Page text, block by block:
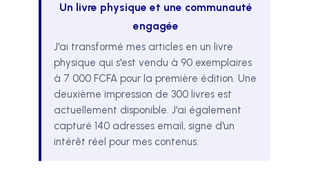
Un livre physique et une communauté
engagée
J'ai transformé mes articles en un livre
physique qui s'est vendu à 90 exemplaires
à 7 000 FCFA pour la première édition. Une
deuxième impression de 300 livres est
actuellement disponible. J'ai également
capturé 140 adresses email, signe d'un
intérêt réel pour mes contenus.